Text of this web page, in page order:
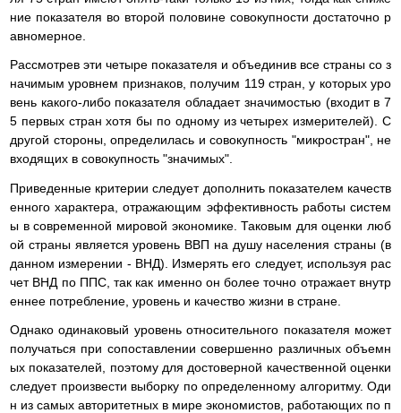
ние показателя во второй половине совокупности достаточно р
авномерное.
Рассмотрев эти четыре показателя и объединив все страны со з
начимым уровнем признаков, получим 119 стран, у которых уро
вень какого-либо показателя обладает значимостью (входит в 7
5 первых стран хотя бы по одному из четырех измерителей). С
другой стороны, определилась и совокупность "микростран", не
входящих в совокупность "значимых".
Приведенные критерии следует дополнить показателем качеств
енного характера, отражающим эффективность работы систем
ы в современной мировой экономике. Таковым для оценки люб
ой страны является уровень ВВП на душу населения страны (в
данном измерении - ВНД). Измерять его следует, используя рас
чет ВНД по ППС, так как именно он более точно отражает внутр
еннее потребление, уровень и качество жизни в стране.
Однако одинаковый уровень относительного показателя может
получаться при сопоставлении совершенно различных объемн
ых показателей, поэтому для достоверной качественной оценки
следует произвести выборку по определенному алгоритму. Оди
н из самых авторитетных в мире экономистов, работающих по п